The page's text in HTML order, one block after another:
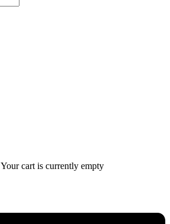
Your cart is currently empty